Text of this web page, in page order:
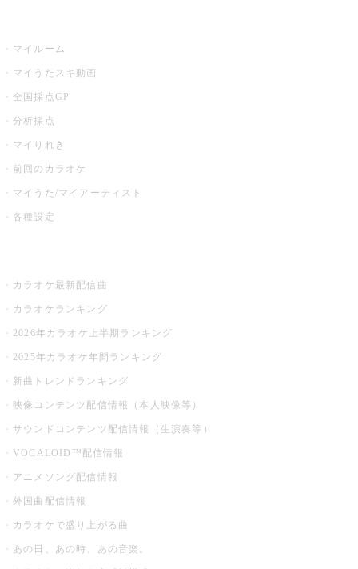
マイルーム
マイうたスキ動画
全国採点GP
分析採点
マイりれき
前回のカラオケ
マイうた/マイアーティスト
各種設定
カラオケ最新配信曲
カラオケランキング
2026年カラオケ上半期ランキング
2025年カラオケ年間ランキング
新曲トレンドランキング
映像コンテンツ配信情報（本人映像等）
サウンドコンテンツ配信情報（生演奏等）
VOCALOID™配信情報
アニメソング配信情報
外国曲配信情報
カラオケで盛り上がる曲
あの日、あの時、あの音楽。